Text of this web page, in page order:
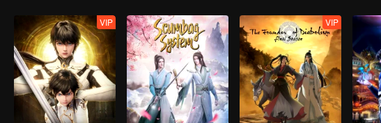
VIP VIP